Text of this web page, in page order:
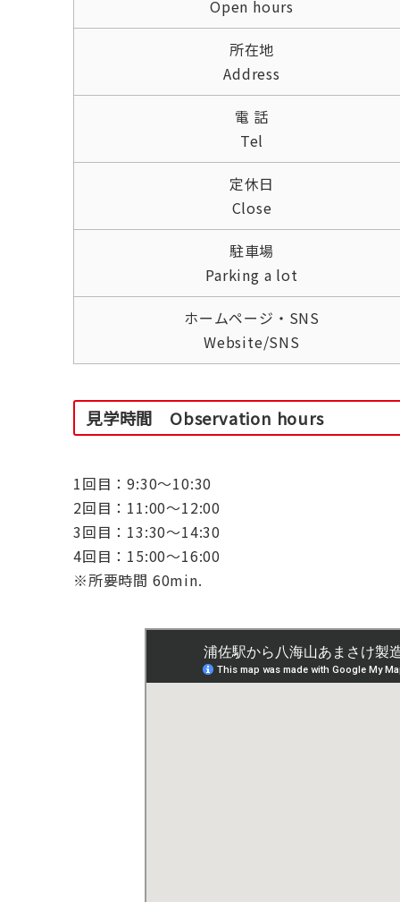
Open hours
所在地
Address
電 話
Tel
定休日
Close
駐車場
Parking a lot
ホームページ・SNS
Website/SNS
見学時間 Observation hours
1回目：9:30～10:30
2回目：11:00～12:00
3回目：13:30～14:30
4回目：15:00～16:00
※所要時間 60min.